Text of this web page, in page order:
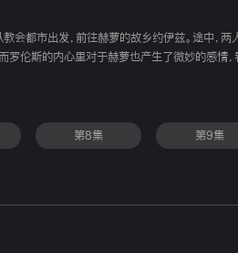
会都市出发，前往赫萝的故乡约伊兹。途中，
罗伦斯的内心里对于赫萝也产生了微妙的感情
第8集 第9集